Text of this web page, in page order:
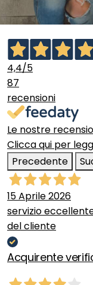
4,4/5
87
recensioni
Le nostre
Clicca qui per
Precedente
15 Aprile 2026
servizio
del cliente
Acquirente